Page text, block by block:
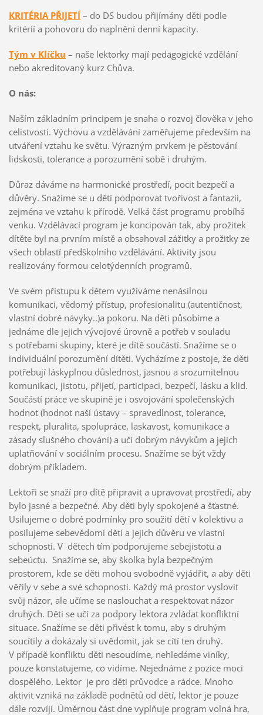
KRITÉRIA PŘIJETÍ– do DS budou přijímány děti podle
kritérií a pohovoru do naplnění denní kapacity.
Tým v Klíčku – naše lektorky mají pedagogické vzdělání
nebo akreditovaný kurz Chůva.
O nás:
Naším základním principem je snaha o rozvoj člověka v jeho
celistvosti. Výchovu a vzdělávání zaměřujeme především na
utváření vztahu ke světu. Výrazným prvkem je pěstování
lidskosti, tolerance a porozumění sobě i druhým.
Důraz dáváme na harmonické prostředí, pocit bezpečí a
důvěry. Snažíme se u dětí podporovat tvořivost a fantazii,
zejména ve vztahu k přírodě. Velká část programu probíhá
venku. Vzdělávací program je koncipován tak, aby prožitek
dítěte byl na prvním místě a obsahoval zážitky a prožitky ze
všech oblastí předškolního vzdělávání. Aktivity jsou
realizovány formou celotýdenních programů.
Ve svém přístupu k dětem využíváme nenásilnou
komunikaci, vědomý přístup, profesionalitu (autentičnost,
vlastní dobré návyky..)a pokoru. Na děti působíme a
jednáme dle jejich vývojové úrovně a potřeb v souladu
s potřebami skupiny, které je dítě součástí. Snažíme se o
individuální porozumění dítěti. Vycházíme z postoje, že děti
potřebují láskyplnou důslednost, jasnou a srozumitelnou
komunikaci, jistotu, přijetí, participaci, bezpečí, lásku a klid.
Součástí práce ve skupině je i osvojování společenských
hodnot (hodnot naší ústavy – spravedlnost, tolerance,
respekt, pluralita, spolupráce, laskavost, komunikace a
zásady slušného chování) a učí dobrým návykům a jejich
uplatňování v sociálním procesu. Snažíme se být vždy
dobrým příkladem.
Lektoři se snaží pro dítě připravit a upravovat prostředí, aby
bylo jasné a bezpečné. Aby děti byly spokojené a šťastné.
Usilujeme o dobré podmínky pro soužití dětí v kolektivu a
posilujeme sebevědomí dětí a jejich důvěru ve vlastní
schopnosti. V dětech tím podporujeme sebejistotu a
sebeúctu. Snažíme se, aby školka byla bezpečným
prostorem, kde se děti mohou svobodně vyjádřit, a aby děti
věřily v sebe a své schopnosti. Každý má prostor vyslovit
svůj názor, ale učíme se naslouchat a respektovat názor
druhých. Děti se učí za podpory lektora zvládat konfliktní
situace. Snažíme se děti přivést k tomu, aby s druhým
soucítily a dokázaly si uvědomit, jak se cítí ten druhý.
V případě konfliktu děti nesoudíme, nehledáme viníky,
pouze konstatujeme, co vidíme. Nejednáme z pozice moci
dospělého. Lektor je pro děti průvodce a rádce. Mnoho
aktivit vzniká na základě podnětů od dětí, lektor je pouze
dále rozvíjí. Úměrnou část dne vyplňuje program volná hra,